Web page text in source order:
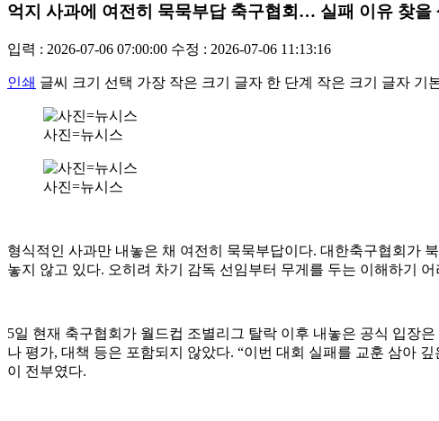
억지 사과에 여전히 묵묵부답 축구협회… 실패 이유 찾을
입력 : 2026-07-06 07:00:00 수정 : 2026-07-06 11:13:16
인쇄 글씨 크기 선택 가장 작은 크기 글자 한 단계 작은 크기 글자 기
사진=뉴시스
사진=뉴시스
형식적인 사과만 내놓은 채 여전히 묵묵부답이다. 대한축구협회가
놓지 않고 있다. 오히려 차기 감독 선임부터 무게를 두는 이해하기
5일 현재 축구협회가 월드컵 조별리그 탈락 이후 내놓은 공식 입장
나 평가, 대책 등은 포함되지 않았다. “이번 대회 실패를 교훈 삼아
이 전부였다.